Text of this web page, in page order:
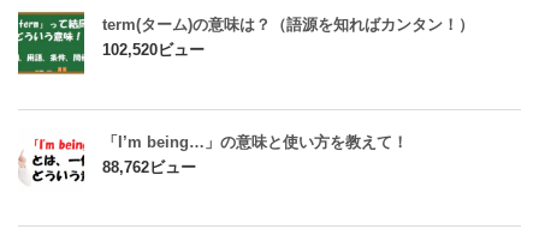
term(ターム)の意味は？（語源を知ればカンタン！）
102,520ビュー
「I’m being…」の意味と使い方を教えて！
88,762ビュー